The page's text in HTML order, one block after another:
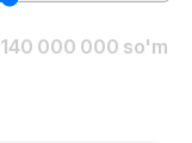
140 000 000 so'm